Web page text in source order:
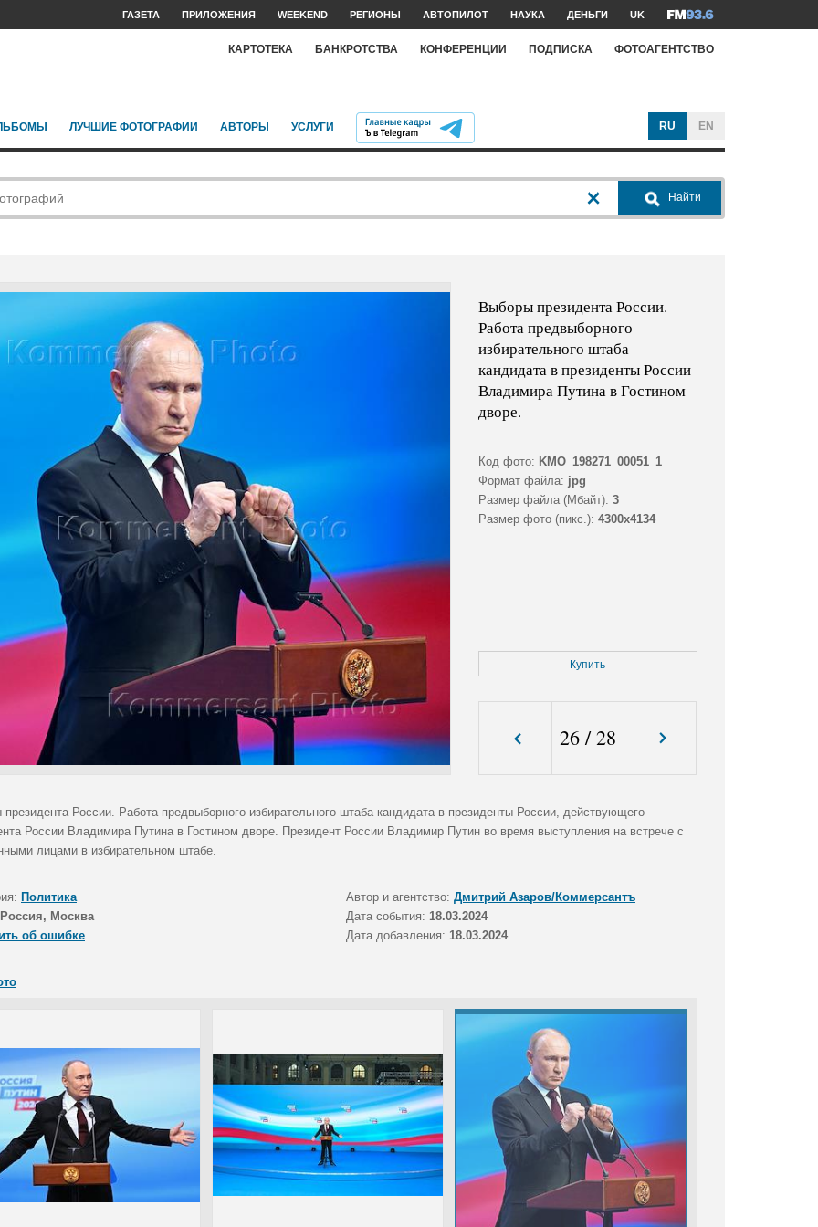
ГАЗЕТА ПРИЛОЖЕНИЯ WEEKEND РЕГИОНЫ АВТОПИЛОТ НАУКА ДЕНЬГИ UK
КАРТОТЕКА БАНКРОТСТВА КОНФЕРЕНЦИИ ПОДПИСКА ФОТОАГЕНТСТВО
ЛУЧШИЕ ФОТОГРАФИИ АВТОРЫ УСЛУГИ RU EN
Найти
Выборы президента России.
Работа предвыборного
избирательного штаба
кандидата в президенты России
Владимира Путина в Гостином
дворе.
Код фото: KMO_198271_00051_1
Формат файла: jpg
Размер файла (Мбайт): 3
Размер фото (пикс.): 4300x4134
Купить
26/28
России. Работа предвыборного избирательного штаба кандидата в президенты России, действующего
России Владимира Путина в Гостином дворе. Президент России Владимир Путин во время выступления на встрече с
лицами в избирательном штабе.
Политика Автор и агентство: Дмитрий Азаров/Коммерсантъ
Россия, Москва Дата события: 18.03.2024
об ошибке
Дата добавления: 18.03.2024